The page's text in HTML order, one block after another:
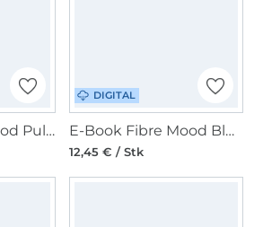
E-Book Fibre Mood Pullover Didi
DIGITAL
E-Book Fibre Mood Bluse Norma
12,45 € / Stk